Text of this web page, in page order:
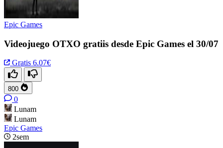
Epic Games
Videojuego OTXO gratiis desde Epic Games el 30/07
Gratis 6.07€
800
0
Lunam
Lunam
Epic Games
2sem